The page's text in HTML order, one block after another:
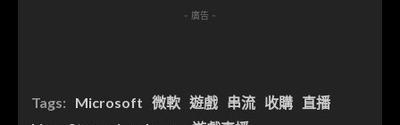
- 廣告 -
Tags: Microsoft 微軟 遊戲 串流 收購 直播